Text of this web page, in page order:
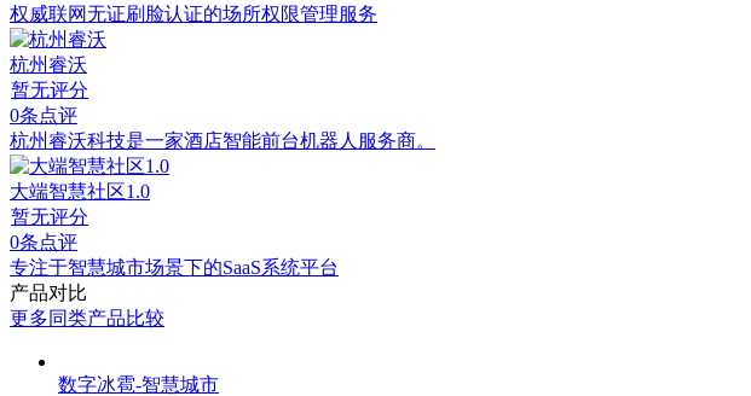
权威联网无证刷脸认证的场所权限管理服务
杭州睿沃
暂无评分
0条点评
杭州睿沃科技是一家酒店智能前台机器人服务商。
大端智慧社区1.0
暂无评分
0条点评
专注于智慧城市场景下的SaaS系统平台
产品对比
更多同类产品比较
数字冰雹-智慧城市